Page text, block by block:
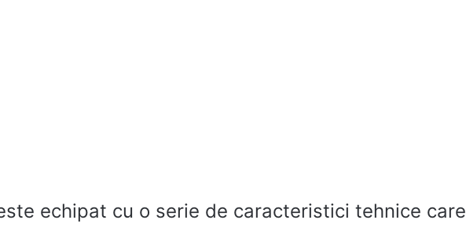
echipat cu o serie de caracteristici tehnice care